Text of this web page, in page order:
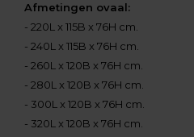
Afmetingen ovaal:
- 220L x 115B x 76H cm.
- 240L x 115B x 76H cm.
- 260L x 120B x 76H cm.
- 280L x 120B x 76H cm.
- 300L x 120B x 76H cm.
- 320L x 120B x 76H cm.